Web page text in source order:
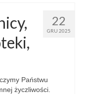
22
GRU 2025
Państwu
życzliwości.